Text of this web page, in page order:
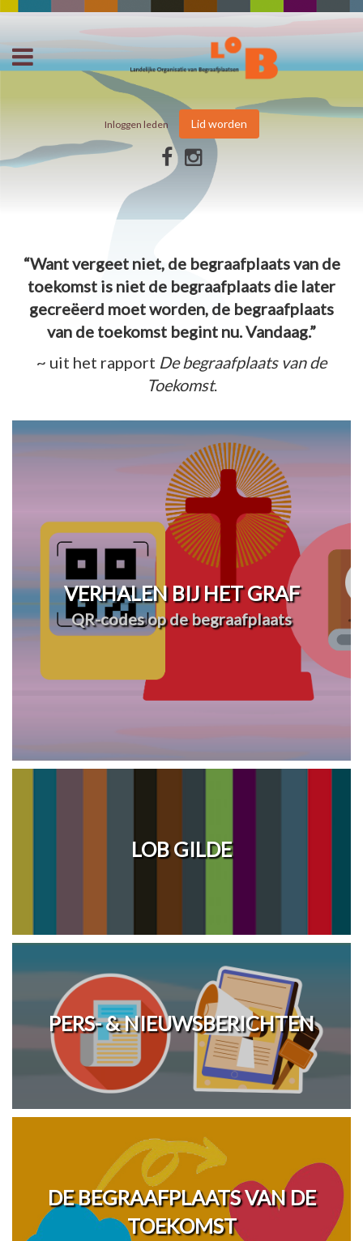
Inloggen leden Lid worden
“Want vergeet niet, de begraafplaats van de
toekomst is niet de begraafplaats die later
gecreëerd moet worden, de begraafplaats
van de toekomst begint nu. Vandaag.”
~ uit het rapport De begraafplaats van de
Toekomst.
VERHALEN BIJ HET GRAF
QR-codes op de begraafplaats
LOB GILDE
PERS- & NIEUWSBERICHTEN
DE BEGRAAFPLAATS VAN DE
TOEKOMST